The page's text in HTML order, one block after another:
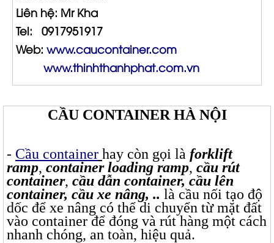
Liên hệ: Mr Kha
Tel: 0917951917
Web: www.caucontainer.com
www.thinhthanhphat.com.vn
CẦU CONTAINER HÀ NỘI
- Cầu container hay còn gọi là forklift
ramp, container loading ramp, cầu rút
container, cầu dẫn container, cầu lên
container, cầu xe nâng, .. là cầu nối tạo độ
dốc để xe nâng có thể di chuyển từ mặt đất
vào container để đóng và rút hàng một cách
nhanh chóng, an toàn, hiệu quả.